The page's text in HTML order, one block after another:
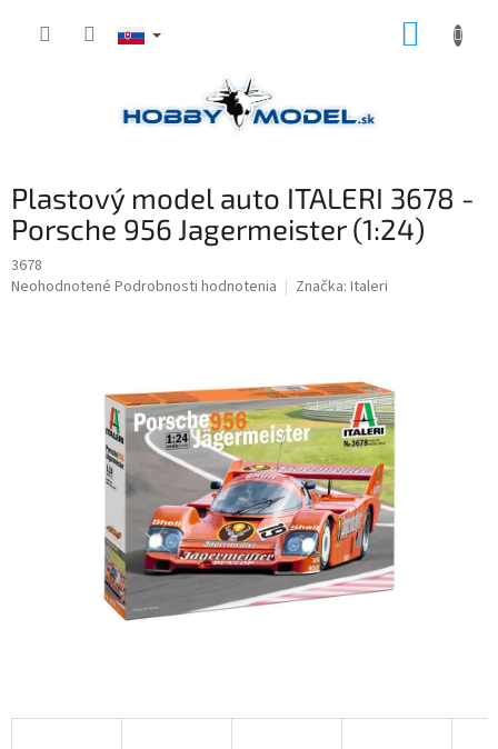
Plastový model auto ITALERI 3678 -
Porsche 956 Jagermeister (1:24)
3678
Priemerné
Neohodnotené Podrobnosti hodnotenia Značka: Italeri